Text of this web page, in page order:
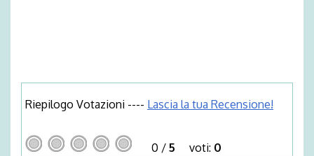
Riepilogo Votazioni ---- Lascia la tua Recensione!
0 / 5 voti: 0